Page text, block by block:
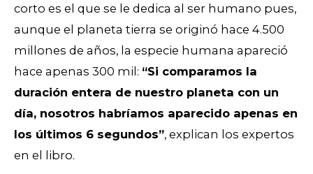
corto es el que se le dedica al ser humano pues,
aunque el planeta tierra se originó hace 4.500
millones de años, la especie humana apareció
hace apenas 300 mil: “Si comparamos la
duración entera de nuestro planeta con un
día, nosotros habríamos aparecido apenas en
los últimos 6 segundos”, explican los expertos
en el libro.